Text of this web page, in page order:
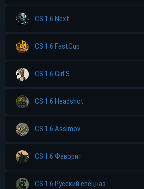
CS 1.6 Next
CS 1.6 FastCup
CS 1.6 Girl'S
CS 1.6 Headshot
CS 1.6 Assimov
CS 1.6 Фаворит
CS 1.6 Русский спецназ